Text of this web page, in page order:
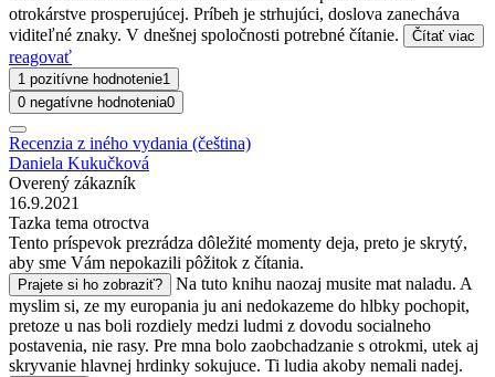
otrokárstve prosperujúcej. Príbeh je strhujúci, doslova zanecháva
viditeľné znaky. V dnešnej spoločnosti potrebné čítanie.
Čítať viac
reagovať
1 pozitívne hodnotenie1
0 negatívne hodnotenia0
Recenzia z iného vydania (čeština)
Daniela Kukučková
Overený zákazník
16.9.2021
Tazka tema otroctva
Tento príspevok prezrádza dôležité momenty deja, preto je skrytý,
aby sme Vám nepokazili pôžitok z čítania.
Prajete si ho zobraziť?
Na tuto knihu naozaj musite mat naladu. A
myslim si, ze my europania ju ani nedokazeme do hlbky pochopit,
pretoze u nas boli rozdiely medzi ludmi z dovodu socialneho
postavenia, nie rasy. Pre mna bolo zaobchadzanie s otrokmi, utek aj
skryvanie hlavnej hrdinky sokujuce. Ti ludia akoby nemali nadej.